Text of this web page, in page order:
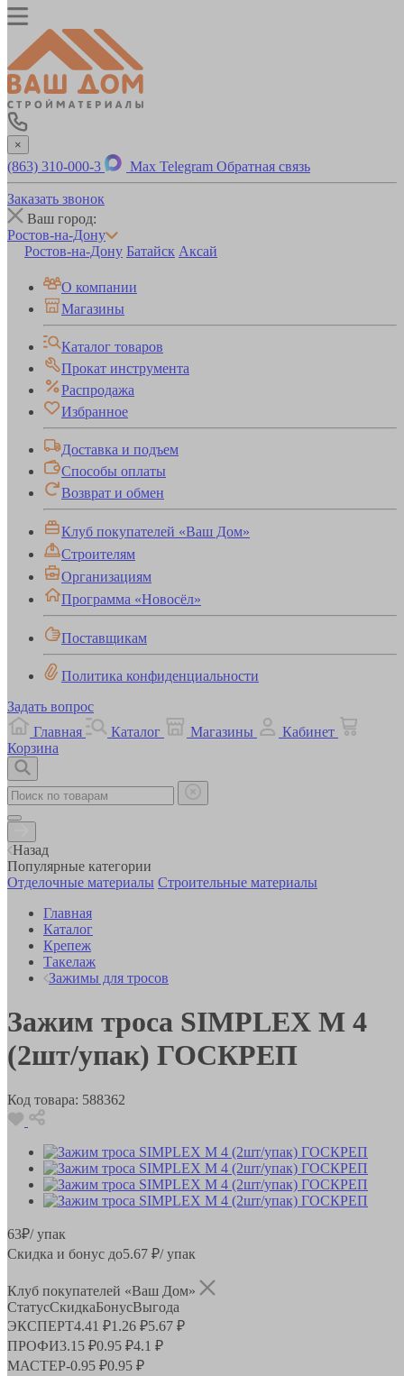
×
(863) 310-000-3 Max Telegram Обратная связь
Заказать звонок
Ваш город:
Ростов-на-Дону
Ростов-на-Дону Батайск Аксай
О компании
Магазины
Каталог товаров
Прокат инструмента
Распродажа
Избранное
Доставка и подъем
Способы оплаты
Возврат и обмен
Клуб покупателей «Ваш Дом»
Строителям
Организациям
Программа «Новосёл»
Поставщикам
Политика конфиденциальности
Задать вопрос
Главная
Каталог Магазины
Кабинет
Корзина
Назад
Популярные категории
Отделочные материалы Строительные материалы
Главная
Каталог
Крепеж
Такелаж
Зажимы для тросов
Зажим троса SIMPLEX M 4
(2шт/упак) ГОСКРЕП
Код товара: 588362
63₽/ упак
Скидка и бонус до5.67 ₽/ упак
Клуб покупателей «Ваш Дом»
СтатусСкидкаБонусВыгода
ЭКСПЕРТ4.41 ₽1.26 ₽5.67 ₽
ПРОФИ3.15 ₽0.95 ₽4.1 ₽
МАСТЕР-0.95 ₽0.95 ₽